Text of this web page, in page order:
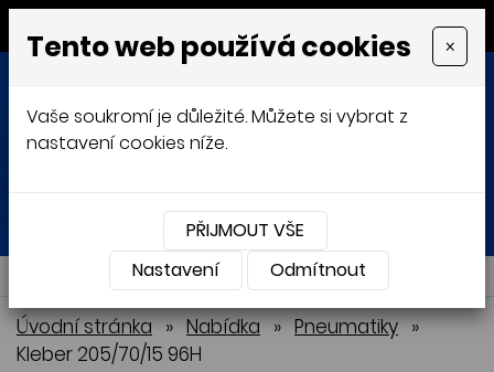
MENU
Přihlásit Košík
NABÍDKA
Úvodní stránka » Nabídka » Pneumatiky »
Kleber 205/70/15 96H
Tento web používá cookies ×
Vaše soukromí je důležité. Můžete si vybrat z
nastavení cookies níže.
PŘIJMOUT VŠE
Nastavení
Odmítnout